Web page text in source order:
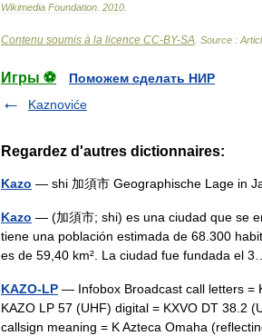
Wikimedia Foundation 2010
Contenu soumis à la licence CC-BY-SA . Source :
Игры ⚽
Поможем сделать НИР
Kaznoviće
Regardez d'autres dictionnaires:
Kazo — shi 加須市 Geographische Lage in
Kazo — (加須市; shi) es una ciudad que se
tiene una población estimada de 68.300
es de 59,40 km². La ciudad fue fundada el
KAZO-LP — Infobox Broadcast call letters =
KAZO LP 57 (UHF) digital = KXVO DT 38.2
callsign meaning = K Azteca Omaha